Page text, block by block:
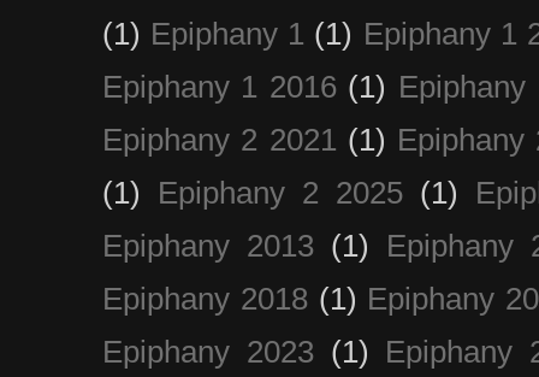
(1) Epiphany 1 (1) Epiphany 1
Epiphany 1 2016 (1) Epiphany
Epiphany 2 2021 (1) Epiphany
(1)
Epiphany 2 2025 (1)
Epiphany 2013 (1)
Epiphany
Epiphany 2018 (1) Epiphany
Epiphany 2023 (1)
Epiphany